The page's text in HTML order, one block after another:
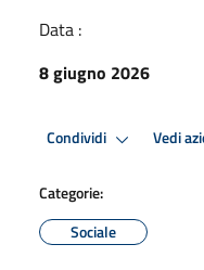
Data :
8 giugno 2026
Condividi Vedi
Categorie:
Sociale